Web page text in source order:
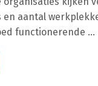
aantal
functionerende ...